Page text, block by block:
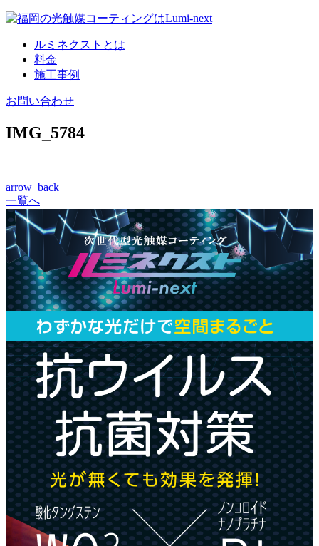
コ
ルミネクストとは
料金
施工事例
お問い合わせ
IMG_5784
arrow_back
一覧へ